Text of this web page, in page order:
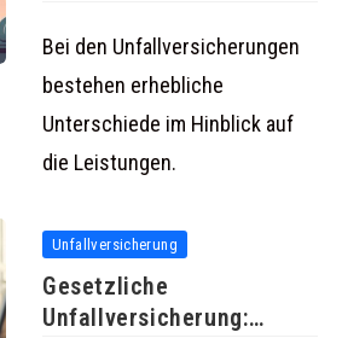
erheblich von einander
Bei den Unfallversicherungen
bestehen erhebliche
Unterschiede im Hinblick auf
die Leistungen.
Unfallversicherung
Gesetzliche
Unfallversicherung: